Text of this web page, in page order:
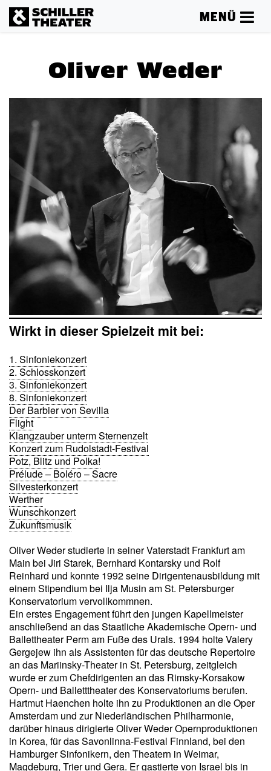
MENÜ
Oliver Weder
Wirkt in dieser Spielzeit mit bei:
1. Sinfoniekonzert
2. Schlosskonzert
3. Sinfoniekonzert
8. Sinfoniekonzert
Der Barbier von Sevilla
Flight
Klangzauber unterm Sternenzelt
Konzert zum Rudolstadt-Festival
Potz, Blitz und Polka!
Prélude – Boléro – Sacre
Silvesterkonzert
Werther
Wunschkonzert
Zukunftsmusik
Oliver Weder studierte in seiner Vaterstadt Frankfurt am
Main bei Jiri Starek, Bernhard Kontarsky und Rolf
Reinhard und konnte 1992 seine Dirigentenausbildung mit
einem Stipendium bei Ilja Musin am St. Petersburger
Konservatorium vervollkommnen.
Ein erstes Engagement führt den jungen Kapellmeister
anschließend an das Staatliche Akademische Opern- und
Ballettheater Perm am Fuße des Urals. 1994 holte Valery
Gergejew ihn als Assistenten für das deutsche Repertoire
an das Mariinsky-Theater in St. Petersburg, zeitgleich
wurde er zum Chefdirigenten an das Rimsky-Korsakow
Opern- und Balletttheater des Konservatoriums berufen.
Hartmut Haenchen holte ihn zu Produktionen an die Oper
Amsterdam und zur Niederländischen Philharmonie,
darüber hinaus dirigierte Oliver Weder Opernproduktionen
in Korea, für das Savonlinna-Festival Finnland, bei den
Hamburger Sinfonikern, den Theatern in Weimar,
Magdeburg, Trier und Gera. Er gastierte von Israel bis in